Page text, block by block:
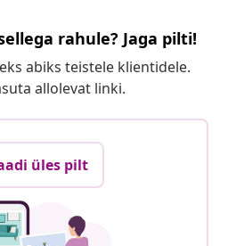
rahule? Jaga pilti!
abiks teistele klientidele.
allolevat linki.
üles pilt